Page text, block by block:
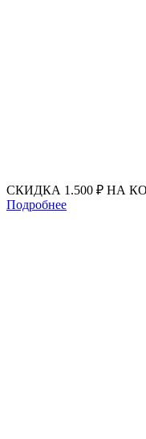
СКИДКА 1.500 ₽ НА
Подробнее